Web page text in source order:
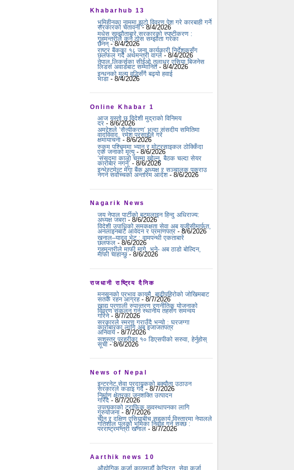
Khabarhub 13
भूमिहीनका नाममा झूटो विवरण पेश गरे कारबाही गर्ने
सरकारको चेतावनी- 8/4/2026
मधेस सम्झौताबारे सरकारको स्पष्टीकरण :
गृहमन्त्रीले कुनै ठोस सम्झौता गरेका
छैनन्- 8/4/2026
राष्ट्र बैंकका १८ जना कार्यकारी निर्देशकसँग
छलफल गर्दै अर्थमन्त्री वाग्ले - 8/4/2026
नेपाल लिकर्सका सीईओ तुलाधर एसिया बिजनेस
लिडर्स अवार्डबाट सम्मानित- 8/4/2026
इन्धनको मूल्य वृद्धिसँगै बढ्यो हवाई
भाडा- 8/4/2026
Online Khabar 1
आज यस्तो छ विदेशी मुद्राको विनिमय
दर - 8/6/2026
अमरेशले ‘सैन्यीकरण’ भन्दा संसदीय समितिमा
वादविवाद, रमेश प्रसाईंले गरे
क्षमायाचना - 8/6/2026
रुकुम पश्चिममा भ्यान र मोटरसाइकल ठोक्किँदा
एक जनाको मृत्यु- 8/6/2026
‘संसद्‍मा कालो चस्मा खोल्नू, बैठक चल्दा सेयर
कारोबार नगर्नू’ - 8/6/2026
इन्भेस्टमेन्ट मेगा बैंक अध्यक्ष र सञ्चालक पक्राउ
नगर्न सर्वोच्चको अन्तरिम आदेश- 8/6/2026
Nagarik News
जय नेपाल पार्टीको बटमलाइन हिन्दु अधिराज्य:
अध्यक्ष जबरा - 8/6/2026
विदेशी उपाधिको समकक्षता सेवा अब यूजीसीमार्फत,
अनलाइनबाटै आवेदन र प्रमाणपत्र - 8/6/2026
खनाल–यादव भेट : वामपन्थी एकताबारे
छलफल - 8/6/2026
गृहमन्त्रीले माफी मागे, भने- अब ठाडो बोल्दिन,
माफी चाहान्छु- 8/6/2026
राजधानी राष्ट्रिय दैनिक
मनसुनको प्रभाव कायमै, बाढीपहिरोको जोखिमबाट
सतर्क रहन आग्रह- 8/7/2026
खाद्य प्रणाली रुपान्तरण रणनीतिक योजनाको
विवरण संकलन गर्न स्थानीय तहसँग समन्वय
गरिने- 8/7/2026
सरकारले स्मरण गराउँदै भन्यो : घरजग्गा
कारोबारका लागि अब इजाजतपत्र
अनिवार्य- 8/7/2026
सशस्त्र प्रहरीका १० डिएसपीको सरुवा, हेर्नुहोस्
सूची- 8/6/2026
News of Nepal
इन्टरनेट सेवा प्रदायकको बक्यौता उठाउन
सरकारले कडाइ गर्दै - 8/7/2026
निर्माण क्षेत्रका जनशक्ति उत्पादन
गरिँदै - 8/7/2026
उपत्यकाको ट्राफिक व्यवस्थापनका लागि
गुरुयोजना - 8/7/2026
चीन र दक्षिण एसियाबीच सहकार्य विस्तारमा नेपालले
गतिशील पुलको भूमिका निर्वाह गर्न सक्छ :
परराष्ट्रमन्त्री खनाल - 8/7/2026
Aarthik news 10
औद्योगिक कर्जा काठमाडौं केन्द्रित, सेवा कर्जा